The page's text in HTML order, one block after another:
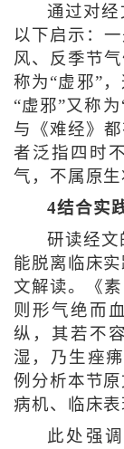
通过对经
以下启示：
风、反季节
称为“虚邪”
“虚邪”又称
与《难经》
者泛指四时
气，不属原生
4结合实
研读经文
能脱离临床
文解读。《
则形气绝而
纵，其若不
湿，乃生痤
例分析本节
病机、临床表
此处强